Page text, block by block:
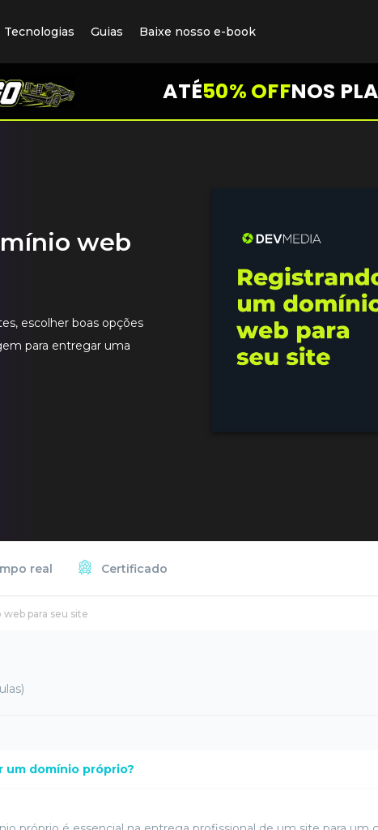
Tecnologias Guias Baixe nosso e-book
ATÉ50% OFFNOS
web
escolher boas opções
para entregar uma
real Certificado
para seu site
um domínio próprio?